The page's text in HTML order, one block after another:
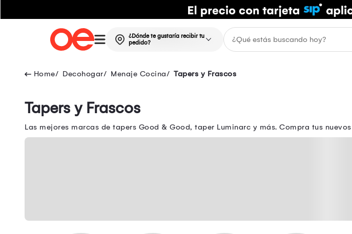
¿Dónde te gustaría recibir tu
pedido?
Decohogar Menaje Cocina Tapers y Frascos
Tapers y Frascos
Las mejores marcas de tapers Good & Good, taper Luminarc y más. Compra tus